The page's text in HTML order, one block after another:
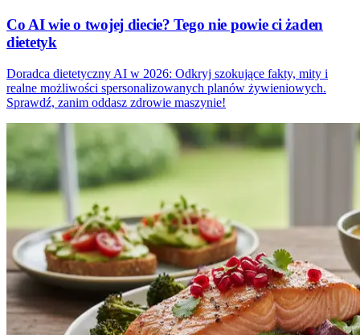
Co AI wie o twojej diecie? Tego nie powie ci żaden
dietetyk
Doradca dietetyczny AI w 2026: Odkryj szokujące fakty, mity i
realne możliwości spersonalizowanych planów żywieniowych.
Sprawdź, zanim oddasz zdrowie maszynie!